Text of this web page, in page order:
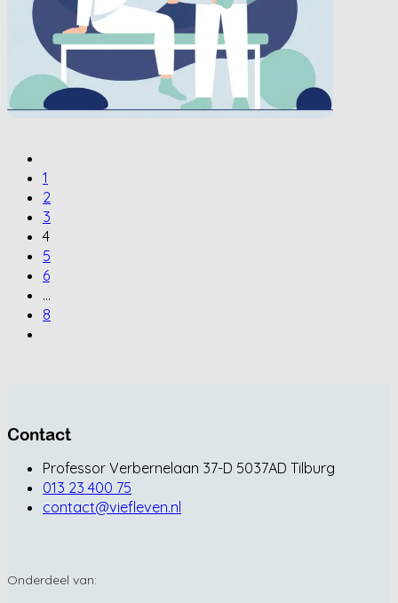
1
2
3
4
5
6
…
8
Contact
Professor Verbernelaan 37-D 5037AD Tilburg
013 23 400 75
contact@viefleven.nl
Onderdeel van: